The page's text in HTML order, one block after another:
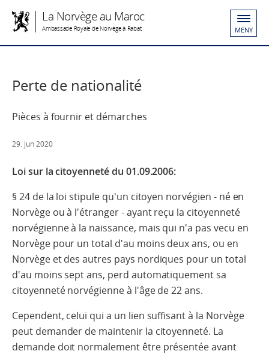
La Norvège au Maroc
Ambassade Royale de Norvège à Rabat MENY
Perte de nationalité
Pièces à fournir et démarches
29. jun 2020
Loi sur la citoyenneté du 01.09.2006:
§ 24 de la loi stipule qu'un citoyen norvégien - né en
Norvège ou à l'étranger - ayantreçu la citoyenneté
norvégienne à la naissance, mais qui n'a pas vecu en
Norvège pour un total d'au moins deux ans, ou en
Norvège et des autres pays nordiques pour un total
d'au moins sept ans, perd automatiquement sa
citoyenneté norvégienne à l'âge de 22 ans.
Cependent, celui qui a un lien suffisant à la Norvège
peut demander de maintenir la citoyenneté. La
demande doit normalement être présentée avant